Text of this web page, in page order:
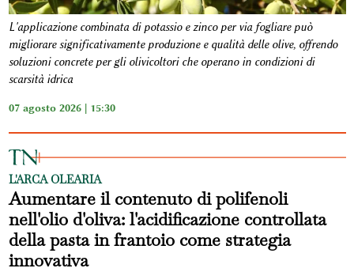
L'applicazione combinata di potassio e zinco per via fogliare può
migliorare significativamente produzione e qualità delle olive, offrendo
soluzioni concrete per gli olivicoltori che operano in condizioni di
scarsità idrica
07 agosto 2026 | 15:30
L'ARCA OLEARIA
Aumentare il contenuto di polifenoli
nell'olio d'oliva: l'acidificazione controllata
della pasta in frantoio come strategia
innovativa